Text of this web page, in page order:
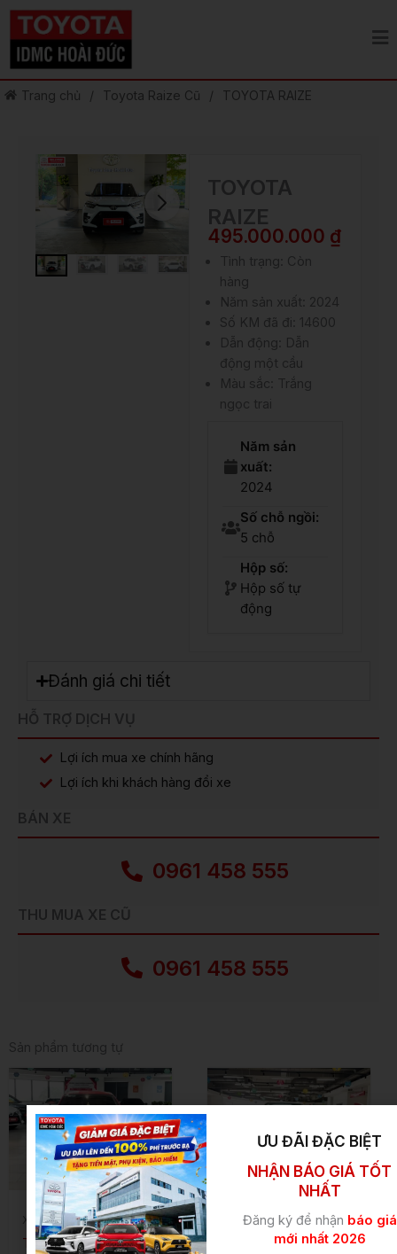
Nhảy
dung
Trang chủ / Toyota Raize Cũ / TOYOTA RAIZE
TOYOTA
RAIZE
495.000.000 ₫
Tình trạng: Còn
hàng
Năm sản xuất: 2024
Số KM đã đi: 14600
Dẫn động: Dẫn
động một cầu
Màu sắc: Trắng
ngọc trai
Năm sản
xuất:
2024
Số chỗ ngồi:
5 chỗ
Hộp số:
Hộp số tự
động
Đánh giá chi tiết
HỖ TRỢ DỊCH VỤ
Lợi ích mua xe chính hãng
Lợi ích khi khách hàng đổi xe
BÁN XE
0961 458 555
THU MUA XE CŨ
0961 458 555
Sản phẩm tương tự
Xe đã qua sử dụng
TOYOTA YARIS 1.5G
Xe đã qua sử dụng
FORTUNER 2.4AT
ƯU ĐÃI ĐẶC BIỆT
NHẬN BÁO GIÁ TỐT
NHẤT
Đăng ký để nhận báo giá
mới nhất 2026